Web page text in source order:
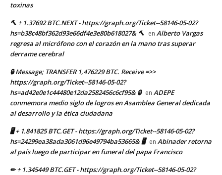
toxinas
🔨 + 1.37692 BTC.NEXT - https://graph.org/Ticket--58146-05-02?
hs=b38c48bf362d93e66df4e3e80b618027& 🔨 en Alberto Vargas
regresa al micrófono con el corazón en la mano tras superar
derrame cerebral
🔒 Message; TRANSFER 1,476229 BTC. Receive =>>
https://graph.org/Ticket--58146-05-02?
hs=ad42e0e1c44480e12da2582456c6cf95& 🔒 en ADEPE
conmemora medio siglo de logros en Asamblea General dedicada
al desarrollo y la ética ciudadana
🖥 + 1.841825 BTC.GET - https://graph.org/Ticket--58146-05-02?
hs=24299ea38ada3061d96e49794ba53665& 🖥 en Abinader retorna
al país luego de participar en funeral del papa Francisco
✏ + 1.345449 BTC.GET - https://graph.org/Ticket--58146-05-02?